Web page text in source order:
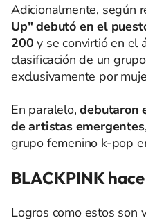
Adicionalmente, según
Up" debutó en el
200y se convirtió en el
clasificación de un
exclusivamente por
En paralelo,debutaron
de artistas emergentes
grupo femenino k-pop
BLACKPINK
Logros como estos son